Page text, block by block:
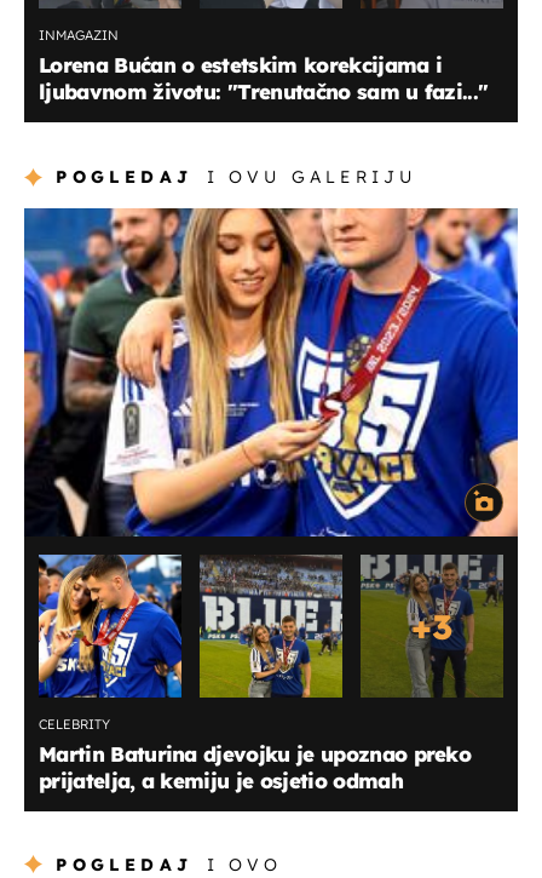
INMAGAZIN
Lorena Bućan o estetskim korekcijama i
ljubavnom životu: ''Trenutačno sam u fazi...''
POGLEDAJ I OVU GALERIJU
+3
CELEBRITY
Martin Baturina djevojku je upoznao preko
prijatelja, a kemiju je osjetio odmah
POGLEDAJ I OVO